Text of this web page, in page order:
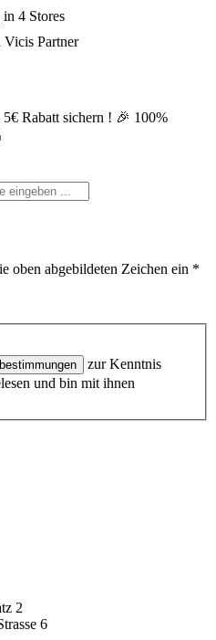
4 Stores
Partner
Rabatt sichern ! 🎉 100%
oben abgebildeten Zeichen ein *
zur Kenntnis
und bin mit ihnen
2
6